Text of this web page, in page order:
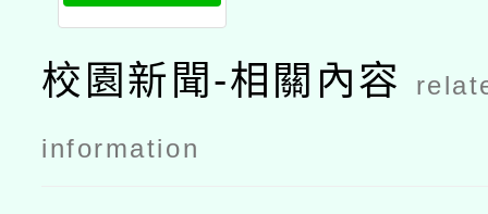
校園新聞-相關內容
information